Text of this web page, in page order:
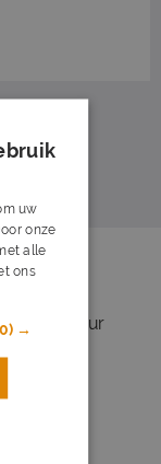
uw
onze
alle
ons
→